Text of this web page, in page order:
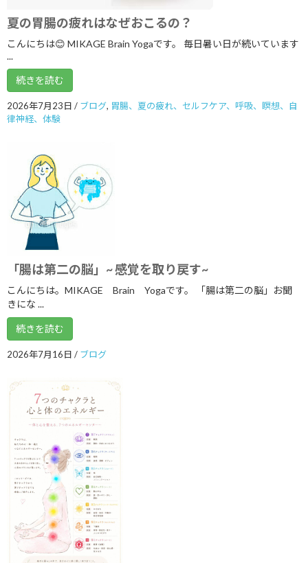
2022年2月
2022年1月
2021年12月
2021年8月
2021年6月
2021年5月
2021年3月
2021年2月
2021年1月
2020年12月
2020年9月
2020年6月
2020年3月
2020年2月
2020年1月
2019年12月
2019年11月
2019年9月
夏の胃腸の疲れはなぜおこるの？
こんにちは😊 MIKAGE Brain Yogaです。 毎日暑い日が続いています
...
続きを読む
2026年7月23日 / ブログ, 胃腸、夏の疲れ、セルフケア、呼吸、瞑想、自
律神経、体験
「腸は第二の脳」~ 感覚を取り戻す~
こんにちは。MIKAGE Brain Yogaです。 「腸は第二の脳」お聞
きにな ...
続きを読む
2026年7月16日 / ブログ